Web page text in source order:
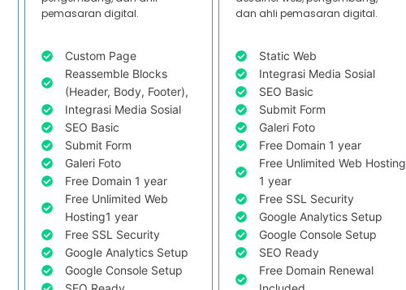
pemasaran digital.
Custom Page
Reassemble Blocks
(Header, Body, Footer),
Integrasi Media Sosial
SEO Basic
Submit Form
Galeri Foto
Free Domain 1 year
Free Unlimited Web
Hosting1 year
Free SSL Security
Google Analytics Setup
Google Console Setup
dan ahli pemasaran digital.
Static Web
Integrasi Media Sosial
SEO Basic
Submit Form
Galeri Foto
Free Domain 1 year
Free Unlimited Web Hosting
1 year
Free SSL Security
Google Analytics Setup
Google Console Setup
SEO Ready
Free Domain Renewal